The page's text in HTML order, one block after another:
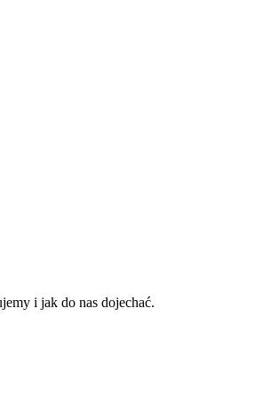
i jak do nas dojechać.